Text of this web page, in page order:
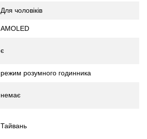
Для чоловіків
AMOLED
є
режим розумного годинника
немає
Тайвань